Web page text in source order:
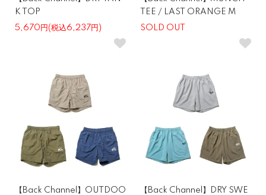
K TOP
5,670円(税込6,237円)
TEE / LAST ORANGE M
SOLD OUT
【Back Channel】OUTDOO
【Back Channel】DRY SWE